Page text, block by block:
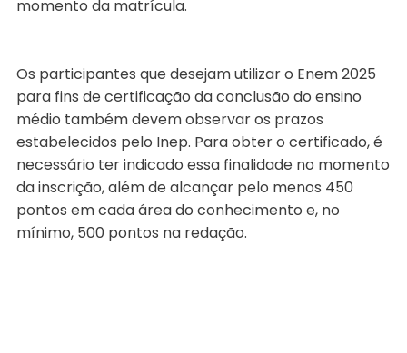
momento da matrícula.
Os participantes que desejam utilizar o Enem 2025
para fins de certificação da conclusão do ensino
médio também devem observar os prazos
estabelecidos pelo Inep. Para obter o certificado, é
necessário ter indicado essa finalidade no momento
da inscrição, além de alcançar pelo menos 450
pontos em cada área do conhecimento e, no
mínimo, 500 pontos na redação.